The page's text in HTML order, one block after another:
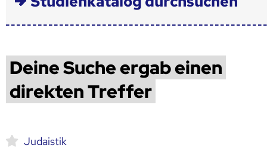
Deine Suche ergab einen
direkten Treffer
Judaistik